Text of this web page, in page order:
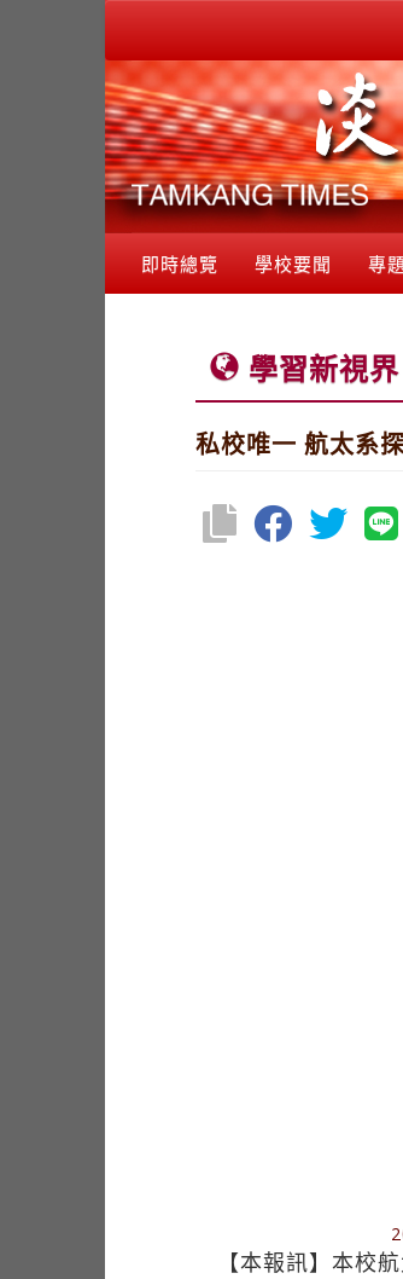
即時總覽 學校要聞 專
學習新視界
私校唯一 航太系
【本報訊】本校